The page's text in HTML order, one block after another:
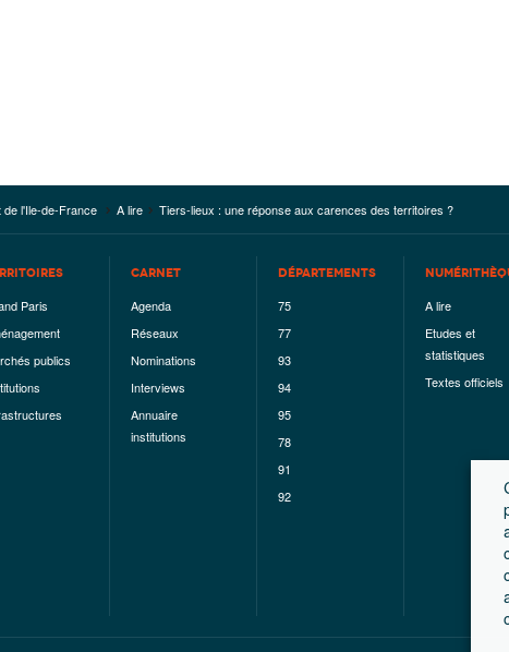
de l'Ile-de-France A lire Tiers-lieux : une réponse aux carences des territoires ?
Paris
publics
CARNET
Agenda
Réseaux
Nominations
Interviews
Annuaire
institutions
DÉPARTEMENTS
75
77
93
94
95
78
91
92
A lire
Etudes et
statistiques
Textes officiels